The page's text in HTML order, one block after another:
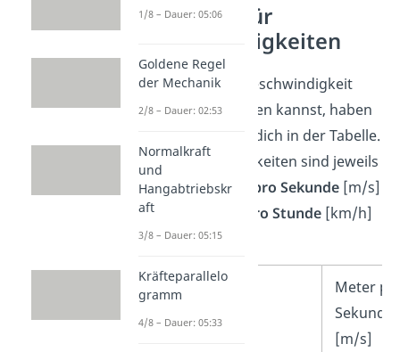
Beispiele für
Geschwindigkeiten
Damit du eine Geschwindigkeit
besser einschätzen kannst, haben
wir Beispiele für dich in der Tabelle.
Die Geschwindigkeiten sind jeweils
einmal inMeter pro Sekunde[m/s]
und
Kilometer pro Stunde[km/h]
angegeben.
Gegenstand
Meter
Sekunde
[m/s]
1/8 – Dauer: 05:06
Goldene Regel
der Mechanik
2/8 – Dauer: 02:53
Normalkraft
und
Hangabtriebskr
aft
3/8 – Dauer: 05:15
Kräfteparallelo
gramm
4/8 – Dauer: 05:33